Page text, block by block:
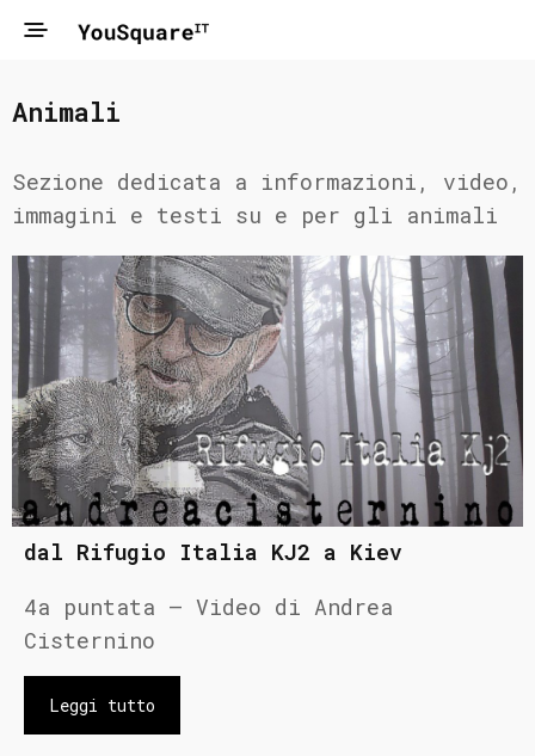
Animali
Sezione dedicata a informazioni, video,
immagini e testi su e per gli animali
dal Rifugio Italia KJ2 a Kiev
4a puntata – Video di Andrea
Cisternino
Leggi tutto